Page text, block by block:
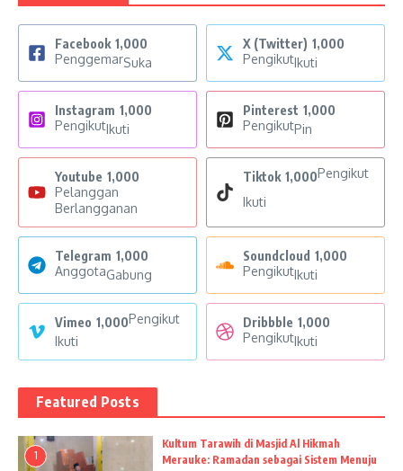
Facebook 1,000
PenggemarSuka
X (Twitter) 1,000
PengikutIkuti
Instagram 1,000
PengikutIkuti
Pinterest 1,000
PengikutPin
Youtube 1,000
Pelanggan
Berlangganan
Tiktok 1,000Pengikut
Ikuti
Telegram 1,000
AnggotaGabung
Soundcloud 1,000
PengikutIkuti
Vimeo 1,000Pengikut
Ikuti
Dribbble 1,000
PengikutIkuti
Featured Posts
1
Kultum Tarawih di Masjid Al Hikmah
Merauke: Ramadan sebagai Sistem Menuju